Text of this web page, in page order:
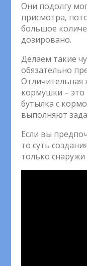
Они подолгу
присмотра,
большое
дозировано.
Делаем такие
обязательно
Отличительная
кормушки –
бутылка с
выполняют
Если вы
то суть
только